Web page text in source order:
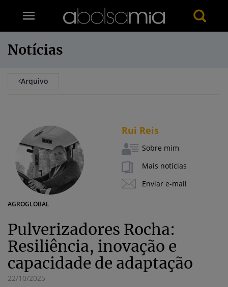
Notícias
Arquivo
Rui Reis
Sobre mim
Mais notícias
Enviar e-mail
AGROGLOBAL
Pulverizadores Rocha:
Resiliência, inovação e
capacidade de adaptação
22/10/2025